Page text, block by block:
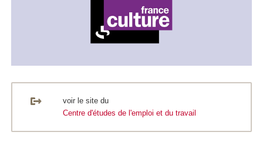
voir le site du
Centre d'études de l'emploi et du travail